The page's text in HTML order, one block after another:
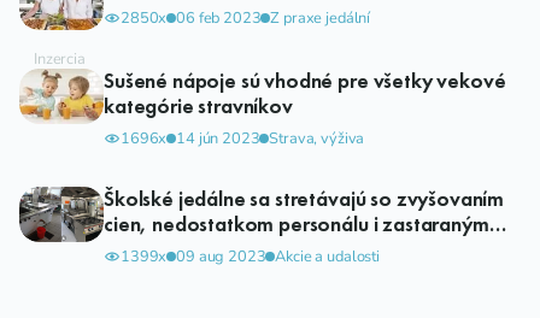
2850x 06 feb 2023 Z praxe jedální
Sušené nápoje sú vhodné pre všetky vekové
kategórie stravníkov
1696x 14 jún 2023 Strava, výživa
Školské jedálne sa stretávajú so zvyšovaním
cien, nedostatkom personálu i zastaraným
vybavením.
1399x 09 aug 2023 Akcie a udalosti